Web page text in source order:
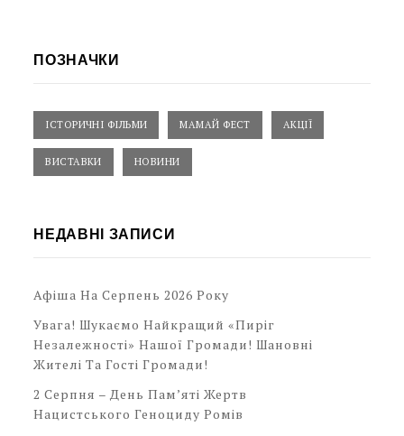
ПОЗНАЧКИ
ІСТОРИЧНІ ФІЛЬМИ МАМАЙ ФЕСТ АКЦІЇ
ВИСТАВКИ НОВИНИ
НЕДАВНІ ЗАПИСИ
Афіша На Серпень 2026 Року
Увага! Шукаємо Найкращий «Пиріг
Незалежності» Нашої Громади! Шановні
Жителі Та Гості Громади!
2 Серпня – День Пам’яті Жертв
Нацистського Геноциду Ромів